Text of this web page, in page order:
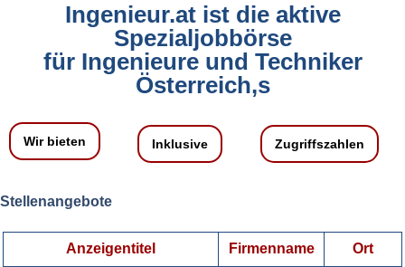
Ingenieur.at ist die aktive
Spezialjobbörse
für Ingenieure und Techniker
Österreich,s
Wir bieten Inklusive Zugriffszahlen
Stellenangebote
Anzeigentitel Firmenname Ort